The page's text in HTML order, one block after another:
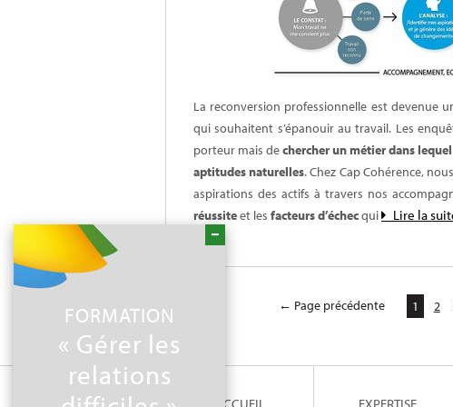
La reconversion professionnelle est devenue
qui souhaitent s’épanouir au travail. Les
porteur mais dechercher un métier dans
aptitudes naturelles. Chez Cap Cohérence,
aspirations des actifs à travers nos
réussiteet les facteurs d’échecqui Lire la
← Page précédente 1 2
FORMATION
« Gérer les
relations
ACCUEIL EXPERTISE